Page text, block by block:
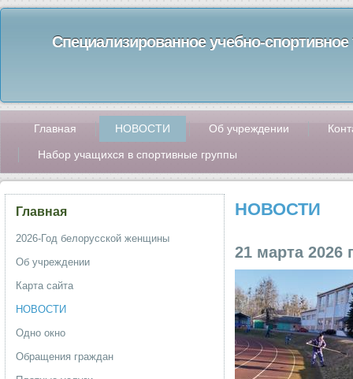
Специализированное учебно-
Главная НОВОСТИ Об учреждении
Набор учащихся в спортивные группы
Главная
2026-Год белорусской женщины
Об учреждении
Карта сайта
НОВОСТИ
Одно окно
Обращения граждан
НОВОСТИ
21 марта 2026